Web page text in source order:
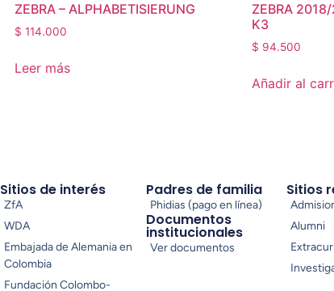
ZEBRA – ALPHABETISIERUNG
$ 114.000
Leer más
ZEBRA
K3
$ 94.500
Añadir al
Sitios de interés
ZfA
WDA
Embajada de Alemania en
Colombia
Fundación Colombo-
Padres de familia
Phidias (pago en línea)
Documentos
institucionales
Ver documentos
Sitios
Alumni